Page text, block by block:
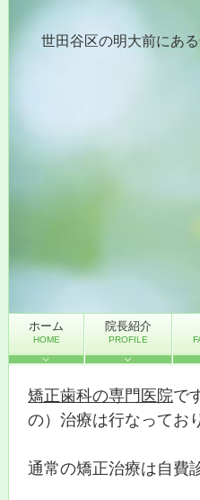
世田谷区の明大前にあ
矯正歯科の専門医院で
の）治療は行なってお
通常の矯正治療は自費
ホーム
HOME
院長紹介
PROFILE